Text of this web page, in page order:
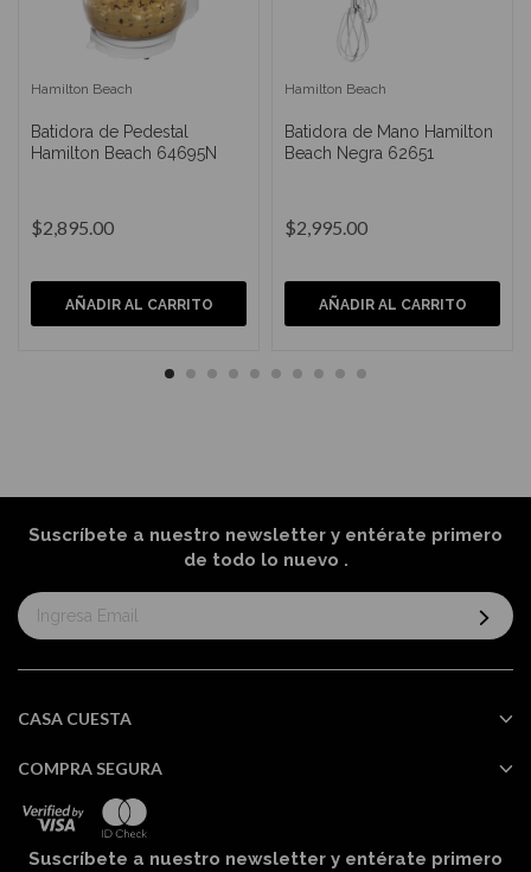
Hamilton Beach
Batidora de Pedestal
Hamilton Beach 64695N
$2,895.00
AÑADIR AL CARRITO
Hamilton Beach
Batidora de Mano Hamilton
Beach Negra 62651
$2,995.00
AÑADIR AL CARRITO
Suscríbete a nuestro newsletter y entérate primero
de todo lo nuevo .
Suscríbase
al
informativo:
CASA CUESTA
COMPRA SEGURA
Suscríbete a nuestro newsletter y entérate primero